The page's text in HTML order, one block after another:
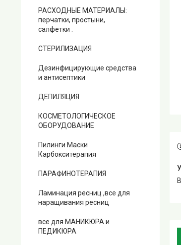
РАСХОДНЫЕ МАТЕРИАЛЫ:
перчатки, простыни,
салфетки .
СТЕРИЛИЗАЦИЯ
Дезинфицирующие средства
и антисептики
ДЕПИЛЯЦИЯ
КОСМЕТОЛОГИЧЕСКОЕ
ОБОРУДОВАНИЕ
Пилинги Маски
Карбокситерапия
ПАРАФИНОТЕРАПИЯ
Ламинация ресниц ,все для
наращивания ресниц
все для МАНИКЮРА и
ПЕДИКЮРА